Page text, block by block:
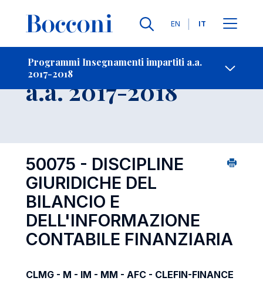
Lingue
EN IT
Programmi Insegnamenti impartiti a.a.
2017-2018
-
Insegnamento
a.a. 2017-2018
50075 - DISCIPLINE
GIURIDICHE DEL
BILANCIO E
DELL'INFORMAZIONE
CONTABILE FINANZIARIA
CLMG - M - IM - MM - AFC - CLEFIN-FINANCE